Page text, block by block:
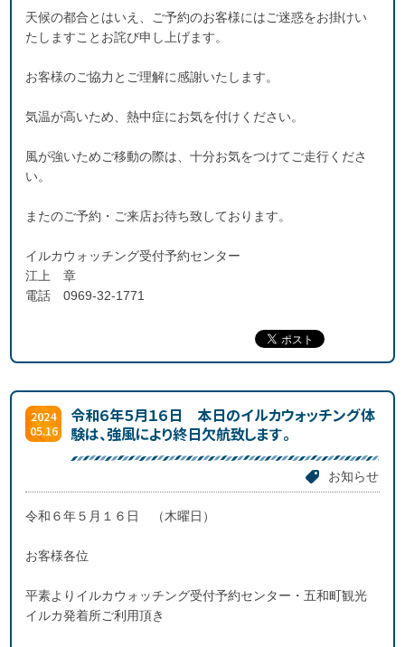
天候の都合とはいえ、ご予約のお客様にはご迷惑をお掛けい
たしますことお詫び申し上げます。
お客様のご協力とご理解に感謝いたします。
気温が高いため、熱中症にお気を付けください。
風が強いためご移動の際は、十分お気をつけてご走行くださ
い。
またのご予約・ご来店お待ち致しております。
イルカウォッチング受付予約センター
江上 章
電話 0969-32-1771
2024
05.16
令和６年５月１６日 本日のイルカウォッチング体
験は、強風により終日欠航致します。
お知らせ
令和６年５月１６日 （木曜日）
お客様各位
平素よりイルカウォッチング受付予約センター・五和町観光
イルカ発着所ご利用頂き